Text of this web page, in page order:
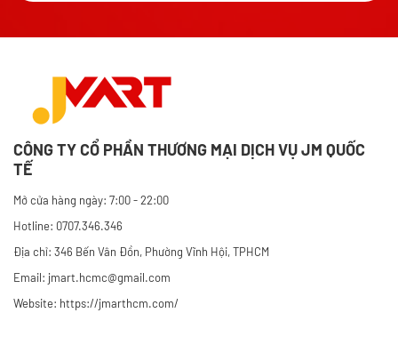
CÔNG TY CỔ PHẦN THƯƠNG MẠI DỊCH VỤ JM QUỐC
TẾ
Mở cửa hàng ngày: 7:00 - 22:00
Hotline: 0707.346.346
Địa chỉ: 346 Bến Vân Đồn, Phường Vĩnh Hội, TPHCM
Email: jmart.hcmc@gmail.com
Website: https://jmarthcm.com/